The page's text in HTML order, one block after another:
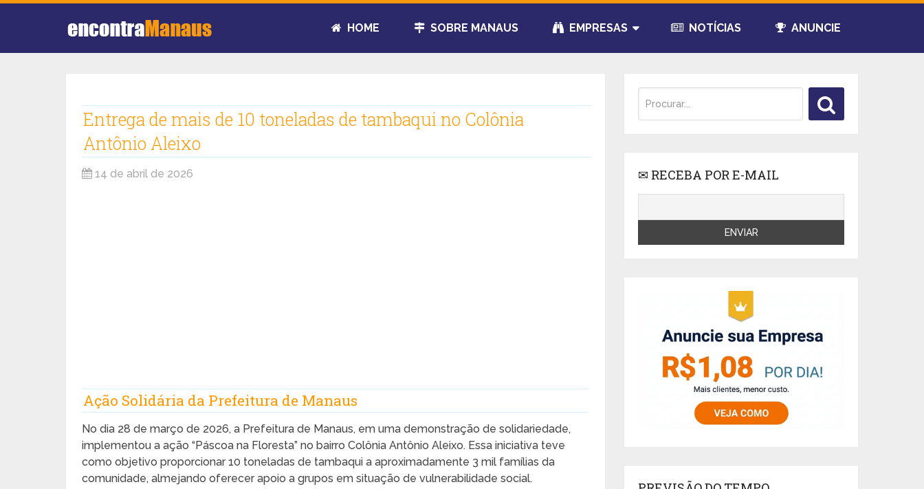
HOME SOBRE MANAUS EMPRESAS NOTÍCIAS ANUNCIE
Entrega de mais de 10 toneladas de tambaqui no Colônia
Antônio Aleixo
14 de abril de 2026
Ação Solidária da Prefeitura de Manaus
No dia 28 de março de 2026, a Prefeitura de Manaus, em uma demonstração de solidariedade,
implementou a ação “Páscoa na Floresta” no bairro Colônia Antônio Aleixo. Essa iniciativa teve
como objetivo proporcionar 10 toneladas de tambaqui a aproximadamente 3 mil famílias da
comunidade, almejando oferecer apoio a grupos em situação de vulnerabilidade social.
✉ RECEBA POR E-MAIL